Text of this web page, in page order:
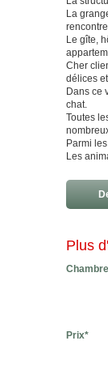
La
Le gîte,
Cher
délices
Dans ce
chat.
Toutes
Parmi
Les
Plus
Prix*